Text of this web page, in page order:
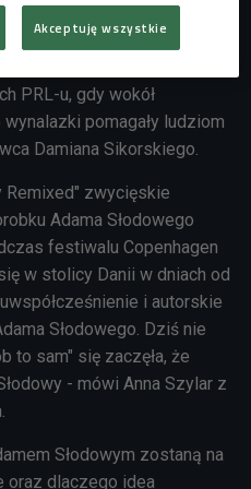
i 80. ubiegłego stulecia
w
PRL-u, gdy wokół
pomagały ludziom
Damiana Sikorskiego.
Remixed" zwycięskie
Adama Słodowego
festiwalu Copenhagen
w stolicy Danii w dniach od
i autorskie
Słodowego. Dziś nie
to sam" się zaczęła, że
- mówi Anna Szylar z
Słodowym zostaną na
oraz dlaczego idea
Akceptuję wszystkie